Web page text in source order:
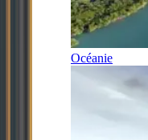
Océanie